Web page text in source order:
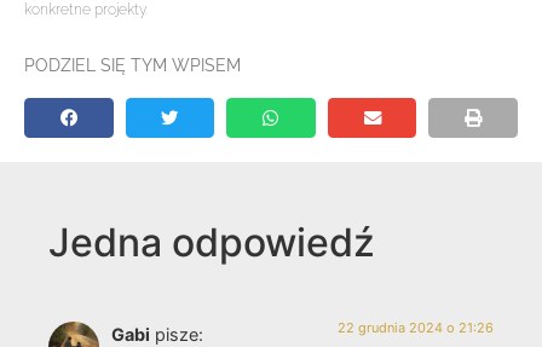
konkretne projekty.
PODZIEL SIĘ TYM WPISEM
Jedna odpowiedź
Gabi pisze: 22 grudnia 2024 o 21:26